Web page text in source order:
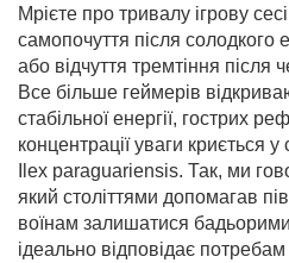
Мрієте про тривалу ігрову
самопочуття після солодкого
або відчуття тремтіння після
Все більше геймерів
стабільної енергії, гострих
концентрації уваги криється
Ilex paraguariensis. Так, ми
який століттями допомагав
воїнам залишатися
ідеально відповідає